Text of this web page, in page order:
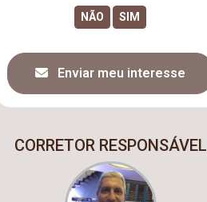
Enviar meu interesse
CORRETOR RESPONSÁVEL